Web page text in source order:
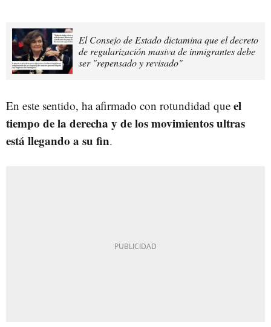
El Consejo de Estado dictamina que el decreto
de regularización masiva de inmigrantes debe
ser "repensado y revisado"
En este sentido, ha afirmado con rotundidad que el
tiempo de la derecha y de los movimientos ultras
está llegando a su fin.